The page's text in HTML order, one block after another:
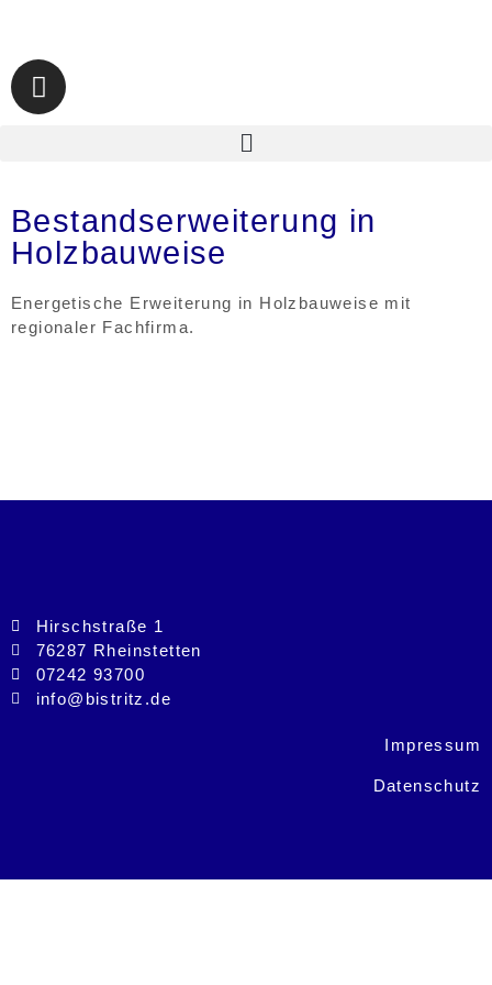
Bestandserweiterung in
Holzbauweise
Energetische Erweiterung in Holzbauweise mit
regionaler Fachfirma.
Hirschstraße 1
76287 Rheinstetten
07242 93700
info@bistritz.de
Impressum
Datenschutz